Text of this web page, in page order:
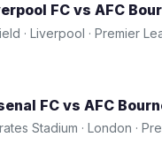
FC vs AFC
· Liverpool · Premier
FC vs AFC
Stadium · London ·